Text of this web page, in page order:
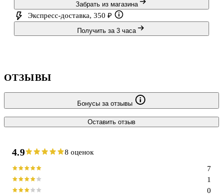
Забрать из магазина
Экспресс-доставка, 350 ₽
Получить за 3 часа
ОТЗЫВЫ
Бонусы за отзывы
Оставить отзыв
4.9 8 оценок
0
1
7